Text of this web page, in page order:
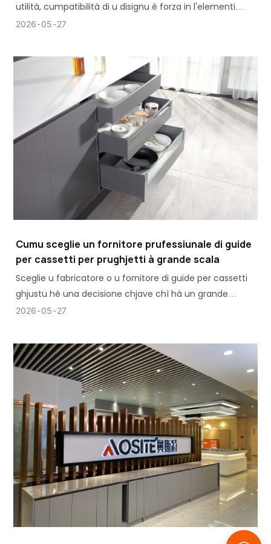
utilità, cumpatibilità di u disignu è forza in l'elementi
hardware, ci hè una crescita di u bisognu di Sistemi di
2026 05 27
Cumu sceglie un fornitore prufessiunale di guide
per cassetti per prughjetti à grande scala
Sceglie u fabricatore o u fornitore di guide per cassetti
ghjustu hè una decisione chjave chì hà un grande
impattu nantu à a qualità, a funzione è a durabilità di u
prughjettu di mobili o di mobili.
2026 05 27